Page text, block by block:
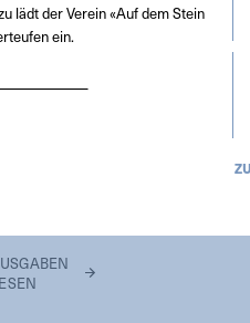
lädt der Verein «Auf dem Stein
ein.